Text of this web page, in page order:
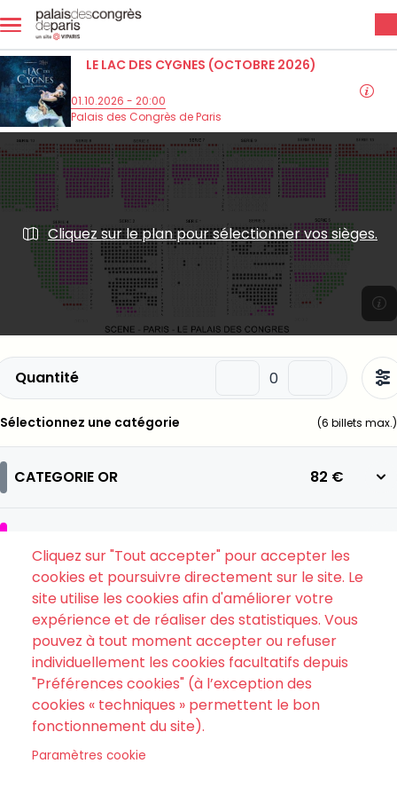
Aller au contenu principal
LE LAC DES CYGNES (OCTOBRE 2026)
01.10.2026 - 20:00
Palais des Congrès de Paris
Quantité
Sélectionnez une catégorie (6 billets max.)
CATEGORIE OR 82 €
CATEGORIE 2 De25 €à56 €
CATEGORIE 3 48 €
Cliquez sur "Tout accepter" pour accepter les
cookies et poursuivre directement sur le site. Le
site utilise les cookies afin d'améliorer votre
expérience et de réaliser des statistiques. Vous
pouvez à tout moment accepter ou refuser
individuellement les cookies facultatifs depuis
"Préférences cookies" (à l’exception des
cookies « techniques » permettent le bon
fonctionnement du site).
Paramètres cookie